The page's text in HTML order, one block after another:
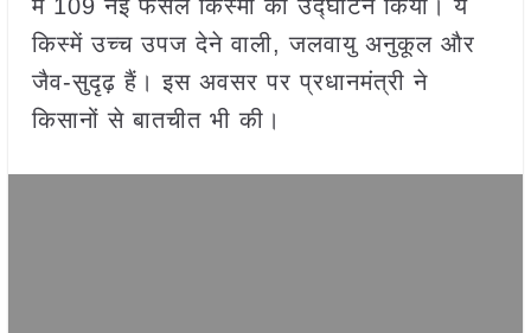
में 109 नई फसल किस्मों का उद्घाटन किया। ये
किस्में उच्च उपज देने वाली, जलवायु अनुकूल और
जैव-सुदृढ़ हैं। इस अवसर पर प्रधानमंत्री ने
किसानों से बातचीत भी की।